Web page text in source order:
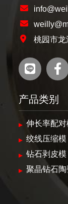
桃园市
产品类别
伸长率配对
绞线压缩模
钻石剥皮模
聚晶钻石